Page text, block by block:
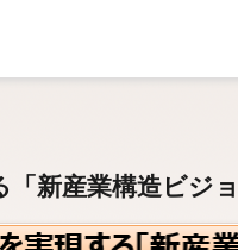
新産業構造ビジョ